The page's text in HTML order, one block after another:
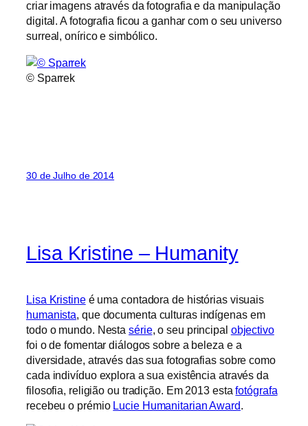
criar imagens através da fotografia e da manipulação
digital. A fotografia ficou a ganhar com o seu universo
surreal, onírico e simbólico.
© Sparrek
30 de Julho de 2014
Lisa Kristine – Humanity
Lisa Kristineé uma contadora de histórias visuais
humanista, que documenta culturas indígenas em
todo o mundo. Nesta série, o seu principal objectivo
foi o de fomentar diálogos sobre a beleza e a
diversidade, através das sua fotografias sobre como
cada indivíduo explora a sua existência através da
filosofia, religião ou tradição. Em 2013 estafotógrafa
recebeu o prémio Lucie Humanitarian Award.